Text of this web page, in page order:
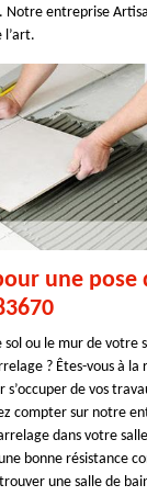
entreprise
l’art.
une pose
sol ou le mur de votre
? Êtes-vous à la
de vos
compter sur notre
dans votre
bonne résistance
une salle de